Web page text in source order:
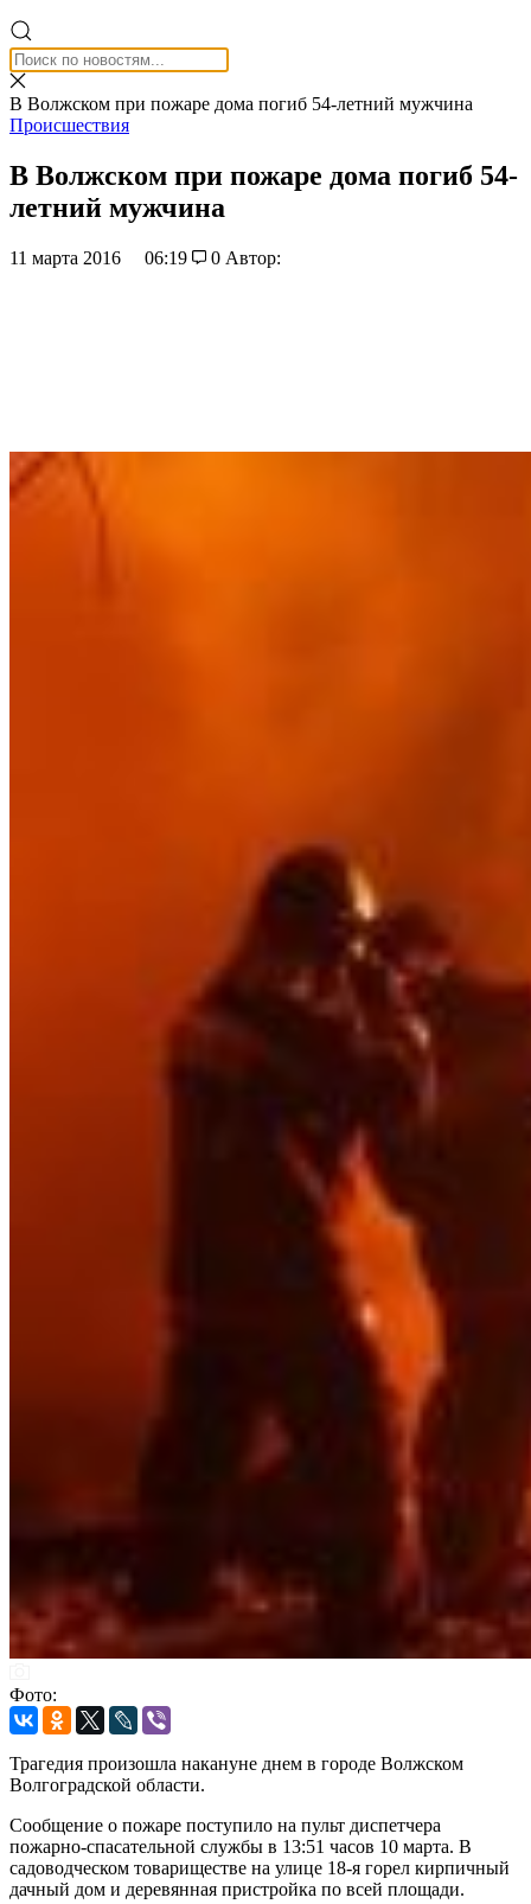
В Волжском при пожаре дома погиб 54-летний мужчина
Происшествия
В Волжском при пожаре дома погиб 54-
летний мужчина
11 марта 2016 06:19 0 Автор:
Фото:
Трагедия произошла накануне днем в городе Волжском
Волгоградской области.
Сообщение о пожаре поступило на пульт диспетчера
пожарно-спасательной службы в 13:51 часов 10 марта. В
садоводческом товариществе на улице 18-я горел кирпичный
дачный дом и деревянная пристройка по всей площади.